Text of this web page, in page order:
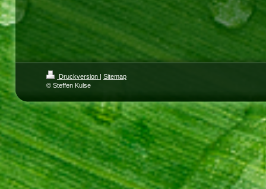
Druckversion | Sitemap
© Steffen Kulse